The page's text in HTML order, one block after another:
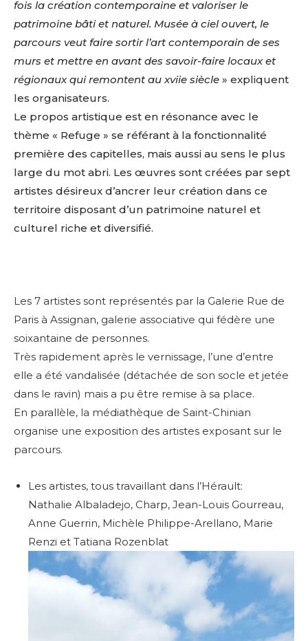
fois la création contemporaine et valoriser le
patrimoine bâti et naturel. Musée à ciel ouvert, le
parcours veut faire sortir l’art contemporain de ses
murs et mettre en avant des savoir-faire locaux et
régionaux qui remontent au xviie siècle » expliquent
les organisateurs.
Le propos artistique est en résonance avec le
thème « Refuge » se référant à la fonctionnalité
première des capitelles, mais aussi au sens le plus
large du mot abri. Les œuvres sont créées par sept
artistes désireux d’ancrer leur création dans ce
territoire disposant d’un patrimoine naturel et
culturel riche et diversifié.
Les 7 artistes sont représentés par la Galerie Rue de
Paris à Assignan, galerie associative qui fédère une
soixantaine de personnes.
Très rapidement après le vernissage, l’une d’entre
elle a été vandalisée (détachée de son socle et jetée
dans le ravin) mais a pu être remise à sa place.
En parallèle, la médiathèque de Saint-Chinian
organise une exposition des artistes exposant sur le
parcours.
Les artistes, tous travaillant dans l’Hérault:
Nathalie Albaladejo, Charp, Jean-Louis Gourreau,
Anne Guerrin, Michèle Philippe-Arellano, Marie
Renzi et Tatiana Rozenblat